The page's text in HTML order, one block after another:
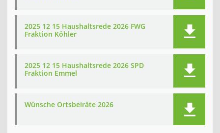
2025 12 15 Haushaltsrede 2026 FWG
Fraktion Köhler
2025 12 15 Haushaltsrede 2026 SPD
Fraktion Emmel
Wünsche Ortsbeiräte 2026